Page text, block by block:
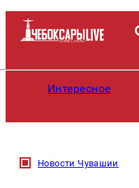
Интересное
Новости Чувашии